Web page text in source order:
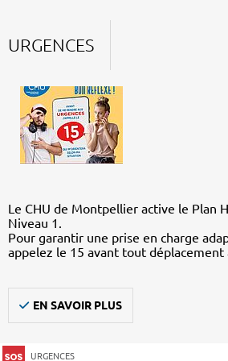
URGENCES
Le CHU de Montpellier active le Plan
Niveau 1.
Pour garantir une prise en charge
appelez le 15 avant tout déplacement
EN SAVOIR PLUS
URGENCES